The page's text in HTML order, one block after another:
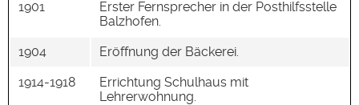
1901
Erster Fernsprecher in der Posthilfsstelle
Balzhofen.
1904
Eröffnung der Bäckerei.
1914-1918
Errichtung Schulhaus mit
Lehrerwohnung.